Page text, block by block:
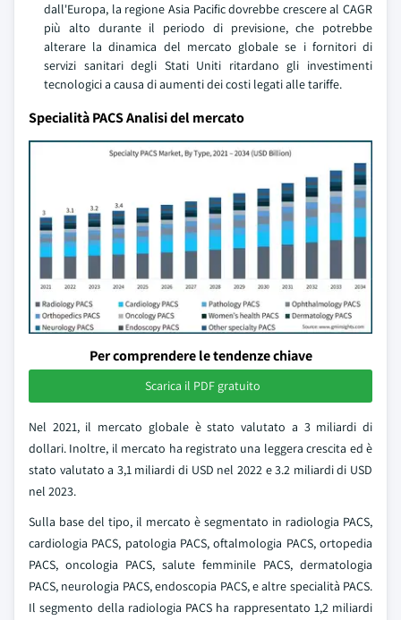
dall'Europa, la regione Asia Pacific dovrebbe crescere al CAGR
più alto durante il periodo di previsione, che potrebbe
alterare la dinamica del mercato globale se i fornitori di
servizi sanitari degli Stati Uniti ritardano gli investimenti
tecnologici a causa di aumenti dei costi legati alle tariffe.
Specialità PACS Analisi del mercato
Per comprendere le tendenze chiave
Scarica il PDF gratuito
Nel 2021, il mercato globale è stato valutato a 3 miliardi di
dollari. Inoltre, il mercato ha registrato una leggera crescita ed è
stato valutato a 3,1 miliardi di USD nel 2022 e 3.2 miliardi di USD
nel 2023.
Sulla base del tipo, il mercato è segmentato in radiologia PACS,
cardiologia PACS, patologia PACS, oftalmologia PACS, ortopedia
PACS, oncologia PACS, salute femminile PACS, dermatologia
PACS, neurologia PACS, endoscopia PACS, e altre specialità PACS.
Il segmento della radiologia PACS ha rappresentato 1,2 miliardi